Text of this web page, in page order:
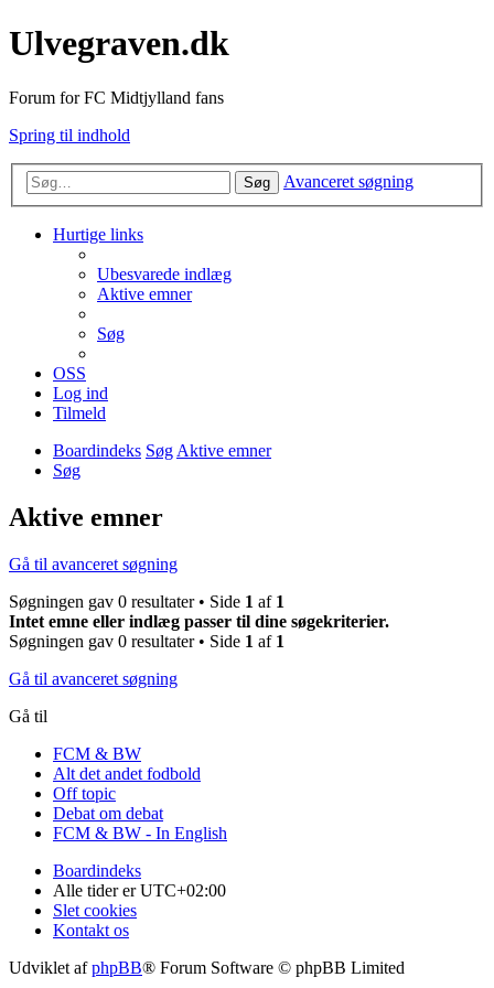
Ulvegraven.dk
Forum for FC Midtjylland fans
Spring til indhold
Søg Avanceret søgning
Hurtige links
Ubesvarede indlæg
Aktive emner
Søg
OSS
Log ind
Tilmeld
Boardindeks SøgAktive emner
Søg
Aktive emner
Gå til avanceret søgning
Søgningen gav 0 resultater • Side 1 af 1
Intet emne eller indlæg passer til dine søgekriterier.
Søgningen gav 0 resultater • Side 1 af 1
Gå til avanceret søgning
Gå til
FCM & BW
Alt det andet fodbold
Off topic
Debat om debat
FCM & BW - In English
Boardindeks
Alle tider erUTC+02:00
Slet cookies
Kontakt os
Udviklet afphpBB® Forum Software © phpBB Limited